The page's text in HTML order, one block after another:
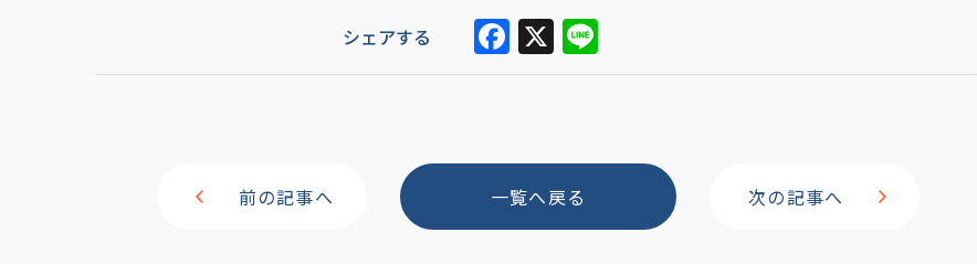
シェアする F
a
b
o
X Li
n
前の記事へ 次の記事へ
一覧へ戻る